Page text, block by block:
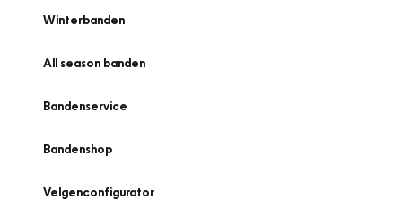
Winterbanden
All season banden
Bandenservice
Bandenshop
Velgenconfigurator